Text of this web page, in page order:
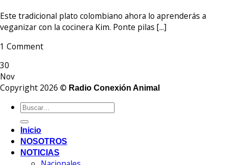
Este tradicional plato colombiano ahora lo aprenderás a
veganizar con la cocinera Kim. Ponte pilas [...]
1 Comment
30
Nov
Copyright 2026 © Radio Conexión Animal
Inicio
NOSOTROS
NOTICIAS